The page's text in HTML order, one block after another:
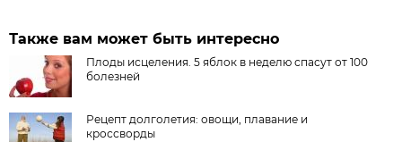
Также вам может быть интересно
Плоды исцеления. 5 яблок в неделю спасут от 100
болезней
Рецепт долголетия: овощи, плавание и
кроссворды